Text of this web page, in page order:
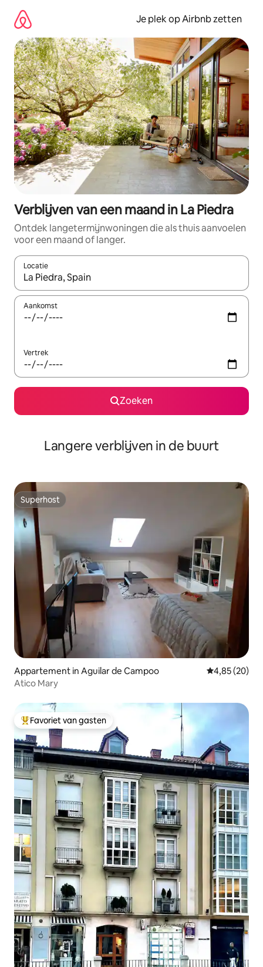
direct
naar
inhoud
Je plek op Airbnb zetten
Verblijven van een maand in La Piedra
Ontdek langetermijnwoningen die als thuis aanvoelen
voor een maand of langer.
Locatie
Wanneer er resultaten beschikbaar zijn, maak je een keuze
Aankomst
Vertrek
Zoeken
Langere verblijven in de buurt
Superhost
Superhost
Appartement in Aguilar de Campoo Gemiddelde
4,85 (20)
Atico Mary
Topfavoriet van gasten
Favoriet van gasten